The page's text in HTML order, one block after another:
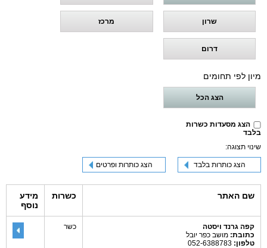
שרון מרכז
דרום
מיון לפי תחומים
הצג הכל
הצג מסעדות כשרות
בלבד
שינוי תצוגה:
הצג כותרות בלבד הצג כותרות ופרטים
שם האתר כשרות
מידע
נוסף
קפה גרנד ויסטה
כתובת: מושב כפר יובל
טלפון:
כשר